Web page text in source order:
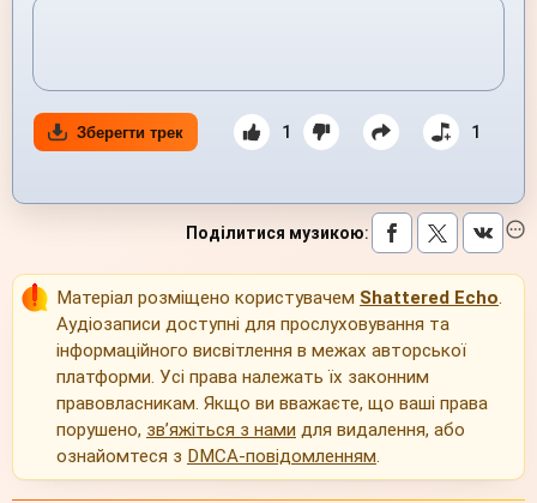
Зберегти трек 1 1
Поділитися музикою:
Матеріал розміщено користувачем Shattered Echo.
Аудіозаписи доступні для прослуховування та
інформаційного висвітлення в межах авторської
платформи. Усі права належать їх законним
правовласникам. Якщо ви вважаєте, що ваші права
порушено, зв’яжіться з нами для видалення, або
ознайомтеся з DMCA-повідомленням.